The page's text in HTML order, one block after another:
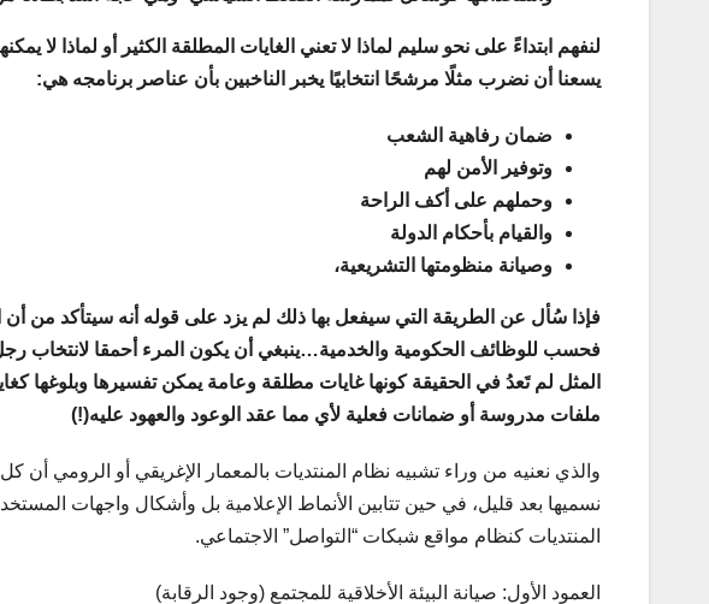
لنفهم ابتداءً على نحو سليم لماذا لا تعني الغايات المطلقة الكثير أو لماذا لا
يسعنا أن نضرب مثلًا مرشحًا انتخابيًا يخبر الناخبين بأن عناصر برنامجه هي:
ضمان رفاهية الشعب
وتوفير الأمن لهم
وحملهم على أكف الراحة
والقيام بأحكام الدولة
وصيانة منظومتها التشريعية،
فإذا سُأل عن الطريقة التي سيفعل بها ذلك لم يزد على قوله أنه سيتأكد من أن
فحسب للوظائف الحكومية والخدمية…ينبغي أن يكون المرء أحمقا لانتخاب
المثل لم تَعدُ في الحقيقة كونها غايات مطلقة وعامة يمكن تفسيرها وبلوغها
ملفات مدروسة أو ضمانات فعلية لأي مما عقد الوعود والعهود عليه(!)
والذي نعنيه من وراء تشبيه نظام المنتديات بالمعمار الإغريقي أو الرومي
نسميها بعد قليل، في حين تتابين الأنماط الإعلامية بل وأشكال واجهات
المنتديات كنظام مواقع شبكات “التواصل” الاجتماعي.
العمود الأول: صيانة البيئة الأخلاقية للمجتمع (وجود الرقابة)